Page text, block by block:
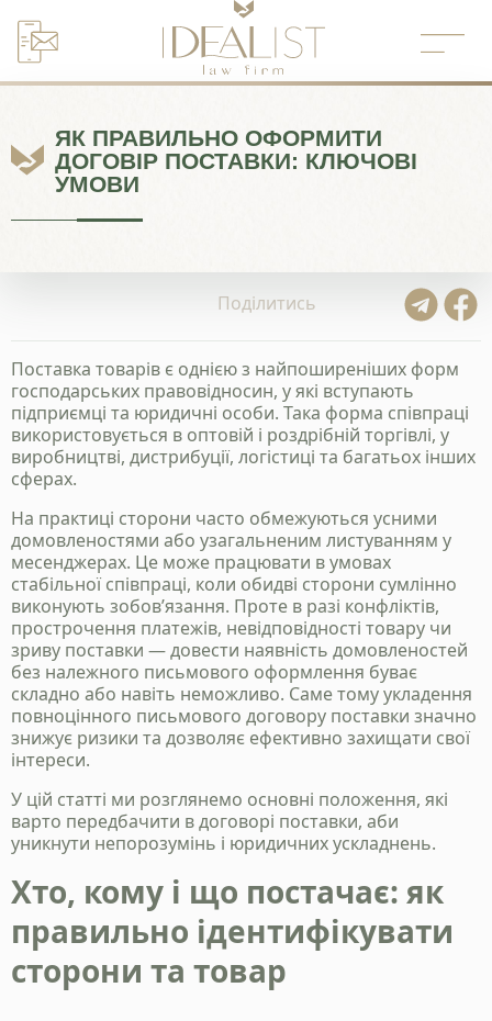
Перейти
до
ЯК ПРАВИЛЬНО ОФОРМИТИ
ДОГОВІР ПОСТАВКИ: КЛЮЧОВІ
УМОВИ
Поділитись
Поставка товарів є однією з найпоширеніших форм
господарських правовідносин, у які вступають
підприємці та юридичні особи. Така форма співпраці
використовується в оптовій і роздрібній торгівлі, у
виробництві, дистрибуції, логістиці та багатьох інших
сферах.
На практиці сторони часто обмежуються усними
домовленостями або узагальненим листуванням у
месенджерах. Це може працювати в умовах
стабільної співпраці, коли обидві сторони сумлінно
виконують зобов’язання. Проте в разі конфліктів,
прострочення платежів, невідповідності товару чи
зриву поставки — довести наявність домовленостей
без належного письмового оформлення буває
складно або навіть неможливо. Саме тому укладення
повноцінного письмового договору поставки значно
знижує ризики та дозволяє ефективно захищати свої
інтереси.
У цій статті ми розглянемо основні положення, які
варто передбачити в договорі поставки, аби
уникнути непорозумінь і юридичних ускладнень.
Хто, кому і що постачає: як
правильно ідентифікувати
сторони та товар